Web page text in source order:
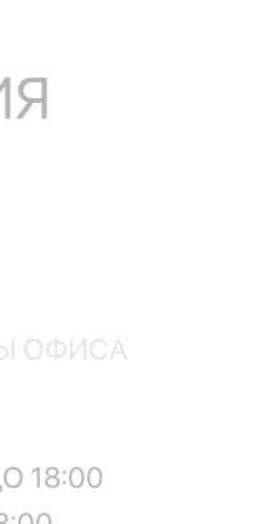
ОФИСА
18:00